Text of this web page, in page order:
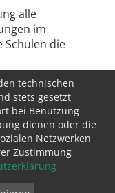
alle
im
Schulen die
e.V.
technischen
stets gesetzt
bei Benutzung
dienen oder die
Netzwerken
Zustimmung